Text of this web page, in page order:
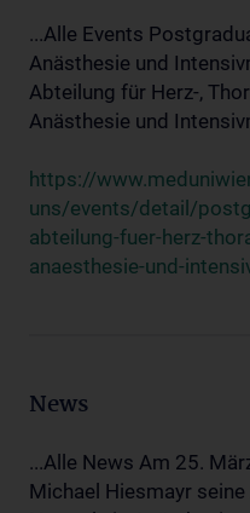
...Alle Events
Anästhesie und
Abteilung für Herz-,
Anästhesie und
https://
uns/events/detail/
abteilung-fuer-herz-
anaesthesie-und-
News
...Alle News Am 25.
Michael Hiesmayr